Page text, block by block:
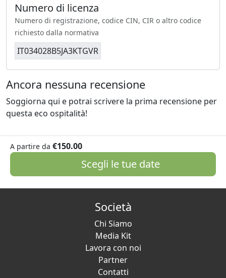
Numero di licenza
Numero di registrazione, codice CIN, CIR o altro codice
richiesto dalla normativa
IT034028B5JA3KTGVR
Ancora nessuna recensione
Soggiorna qui e potrai scrivere la prima recensione per
questa eco ospitalità!
A partire da €150.00
Scegli le tue date
Società
Chi Siamo
Media Kit
Lavora con noi
Partner
Contatti